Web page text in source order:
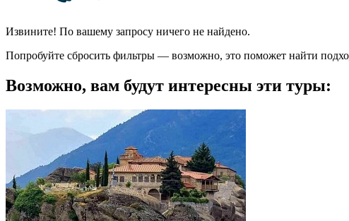
Извините! По вашему запросу ничего не найдено.
Попробуйте сбросить фильтры — возможно, это поможет найти
Возможно, вам будут интересны эти туры: